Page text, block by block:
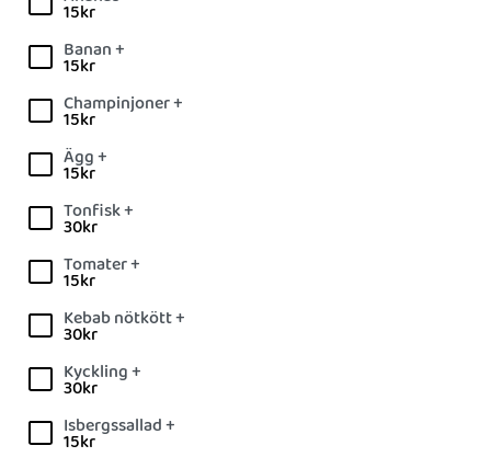
15kr
Banan +
15kr
Champinjoner +
15kr
Ägg +
15kr
Tonfisk +
30kr
Tomater +
15kr
Kebab nötkött +
30kr
Kyckling +
30kr
Isbergssallad +
15kr